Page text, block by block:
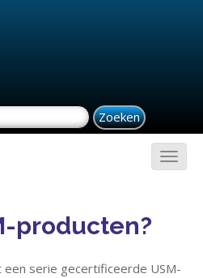
producten?
een serie gecertificeerde USM-